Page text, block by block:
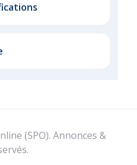
(SPO). Annonces &